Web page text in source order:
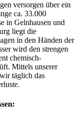
versorgen über ein
ca. 33.000
in Gelnhausen und
liegt die
in den Händen der
wird den strengen
chemisch-
Mittels unserer
täglich das